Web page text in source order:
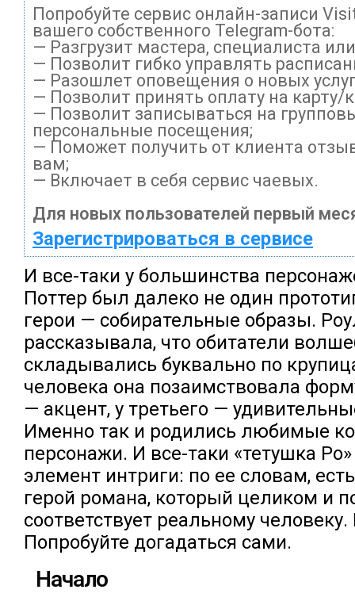
Попробуйте сервис онлайн-записи
вашего собственного Telegram-бота:
— Разгрузит мастера, специалиста
— Позволит гибко управлять
— Разошлет оповещения о новых
— Позволит принять оплату на карту/
— Позволит записываться на
персональные посещения;
— Поможет получить от клиента
вам;
— Включает в себя сервис чаевых.
Для новых пользователей первый
Зарегистрироваться в сервисе
И все-таки у большинства
Поттер был далеко не один
герои — собирательные образы.
рассказывала, что обитатели
складывались буквально по
человека она позаимствовала
— акцент, у третьего —
Именно так и родились любимые
персонажи. И все-таки «тетушка
элемент интриги: по ее словам,
герой романа, который целиком и
соответствует реальному человеку.
Попробуйте догадаться сами.
Начало